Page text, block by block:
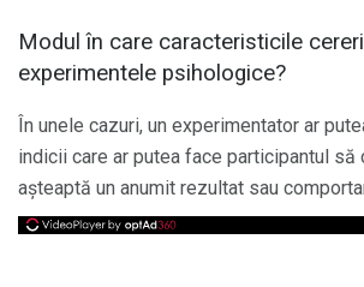
Modul în care caracteristicile
experimentele psihologice?
În unele cazuri, un experimentator ar
indicii care ar putea face participantul să
așteaptă un anumit rezultat sau